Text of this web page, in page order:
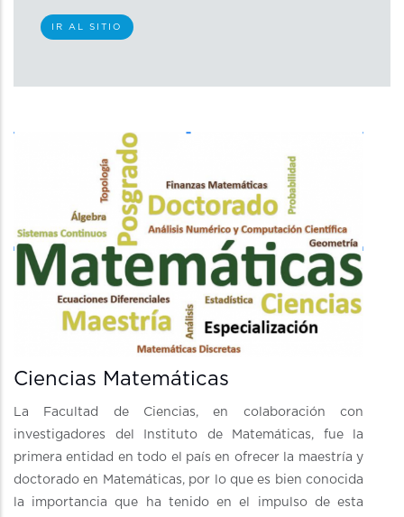
IR AL SITIO
Ciencias Matemáticas
La Facultad de Ciencias, en colaboración con
investigadores del Instituto de Matemáticas, fue la
primera entidad en todo el país en ofrecer la maestría y
doctorado en Matemáticas, por lo que es bien conocida
la importancia que ha tenido en el impulso de esta